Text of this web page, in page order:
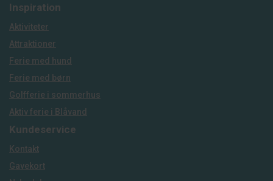
Inspiration
Aktiviteter
Attraktioner
Ferie med hund
Ferie med børn
Golfferie i sommerhus
Aktiv ferie i Blåvand
Kundeservice
Kontakt
Gavekort